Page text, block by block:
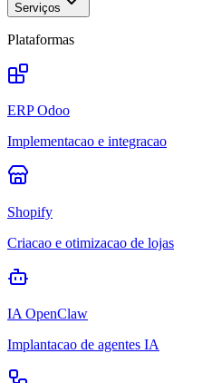
Serviços
Plataformas
ERP Odoo
Implementacao e integracao
Shopify
Criacao e otimizacao de lojas
IA OpenClaw
Implantacao de agentes IA